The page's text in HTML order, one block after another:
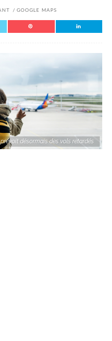
GOOGLE MAPS
désormais des vols retardés